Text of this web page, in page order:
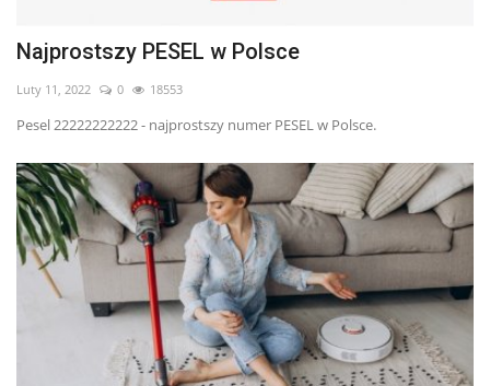
Najprostszy PESEL w Polsce
Luty 11, 2022 0 18553
Pesel 22222222222 - najprostszy numer PESEL w Polsce.